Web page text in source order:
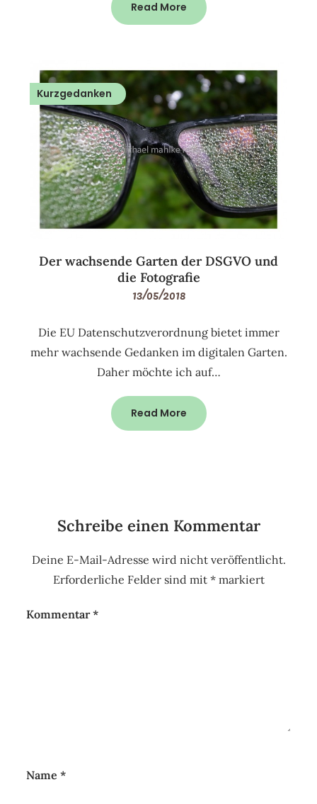
Read More
Kurzgedanken
Der wachsende Garten der DSGVO und
die Fotografie
13/05/2018
Die EU Datenschutzverordnung bietet immer
mehr wachsende Gedanken im digitalen Garten.
Daher möchte ich auf…
Read More
Schreibe einen Kommentar
Deine E-Mail-Adresse wird nicht veröffentlicht.
Erforderliche Felder sind mit *markiert
Kommentar*
Name*